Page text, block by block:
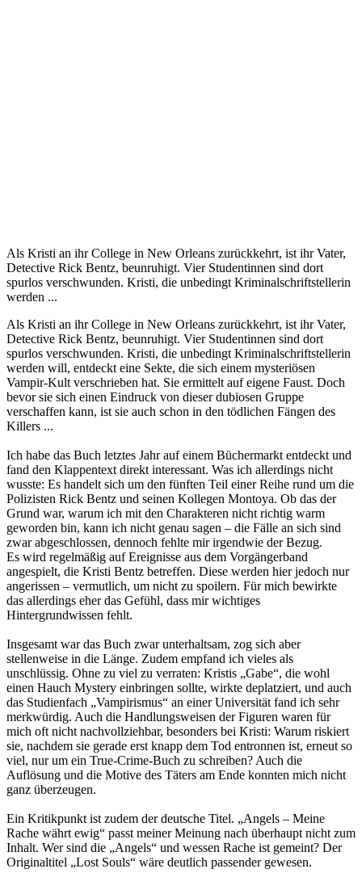
Als Kristi an ihr College in New Orleans zurückkehrt, ist ihr Vater,
Detective Rick Bentz, beunruhigt. Vier Studentinnen sind dort
spurlos verschwunden. Kristi, die unbedingt Kriminalschriftstellerin
werden ...
Als Kristi an ihr College in New Orleans zurückkehrt, ist ihr Vater,
Detective Rick Bentz, beunruhigt. Vier Studentinnen sind dort
spurlos verschwunden. Kristi, die unbedingt Kriminalschriftstellerin
werden will, entdeckt eine Sekte, die sich einem mysteriösen
Vampir-Kult verschrieben hat. Sie ermittelt auf eigene Faust. Doch
bevor sie sich einen Eindruck von dieser dubiosen Gruppe
verschaffen kann, ist sie auch schon in den tödlichen Fängen des
Killers ...
Ich habe das Buch letztes Jahr auf einem Büchermarkt entdeckt und
fand den Klappentext direkt interessant. Was ich allerdings nicht
wusste: Es handelt sich um den fünften Teil einer Reihe rund um die
Polizisten Rick Bentz und seinen Kollegen Montoya. Ob das der
Grund war, warum ich mit den Charakteren nicht richtig warm
geworden bin, kann ich nicht genau sagen – die Fälle an sich sind
zwar abgeschlossen, dennoch fehlte mir irgendwie der Bezug.
Es wird regelmäßig auf Ereignisse aus dem Vorgängerband
angespielt, die Kristi Bentz betreffen. Diese werden hier jedoch nur
angerissen – vermutlich, um nicht zu spoilern. Für mich bewirkte
das allerdings eher das Gefühl, dass mir wichtiges
Hintergrundwissen fehlt.
Insgesamt war das Buch zwar unterhaltsam, zog sich aber
stellenweise in die Länge. Zudem empfand ich vieles als
unschlüssig. Ohne zu viel zu verraten: Kristis „Gabe“, die wohl
einen Hauch Mystery einbringen sollte, wirkte deplatziert, und auch
das Studienfach „Vampirismus“ an einer Universität fand ich sehr
merkwürdig. Auch die Handlungsweisen der Figuren waren für
mich oft nicht nachvollziehbar, besonders bei Kristi: Warum riskiert
sie, nachdem sie gerade erst knapp dem Tod entronnen ist, erneut so
viel, nur um ein True-Crime-Buch zu schreiben? Auch die
Auflösung und die Motive des Täters am Ende konnten mich nicht
ganz überzeugen.
Ein Kritikpunkt ist zudem der deutsche Titel. „Angels – Meine
Rache währt ewig“ passt meiner Meinung nach überhaupt nicht zum
Inhalt. Wer sind die „Angels“ und wessen Rache ist gemeint? Der
Originaltitel „Lost Souls“ wäre deutlich passender gewesen.